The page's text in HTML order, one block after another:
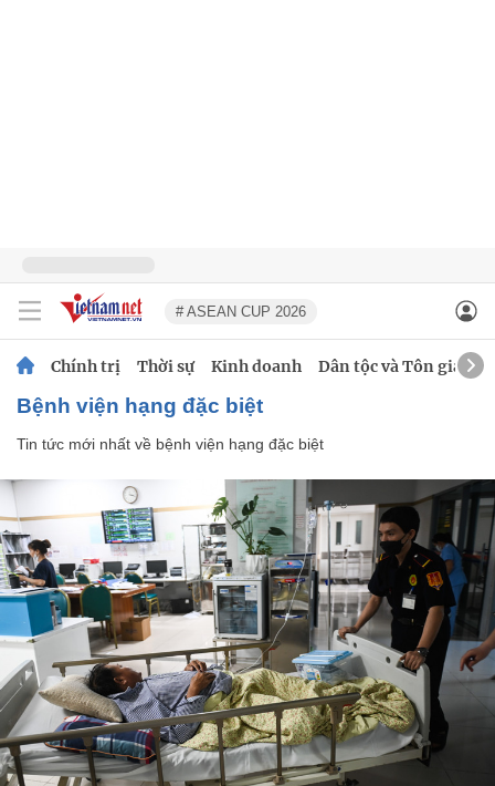
# ASEAN CUP 2026
Chính trị Thời sự Kinh doanh Dân tộc và Tôn giáo
bệnh viện hạng đặc biệt
Tin tức mới nhất về bệnh viện hạng đặc biệt